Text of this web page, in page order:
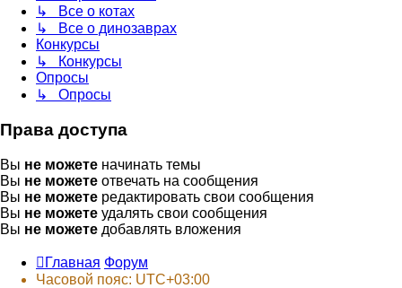
↳ Все о котах
↳ Все о динозаврах
Конкурсы
↳ Конкурсы
Опросы
↳ Опросы
Права доступа
Вы не можете начинать темы
Вы не можете отвечать на сообщения
Вы не можете редактировать свои сообщения
Вы не можете удалять свои сообщения
Вы не можете добавлять вложения
Главная Форум
Часовой пояс: UTC+03:00